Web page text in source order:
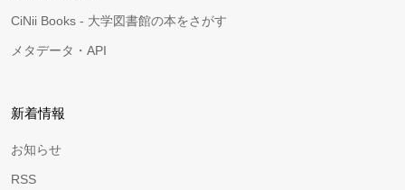
CiNii Books - 大学図書館の本をさがす
メタデータ・API
新着情報
お知らせ
RSS